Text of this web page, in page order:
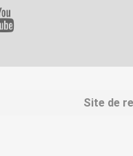
Site de